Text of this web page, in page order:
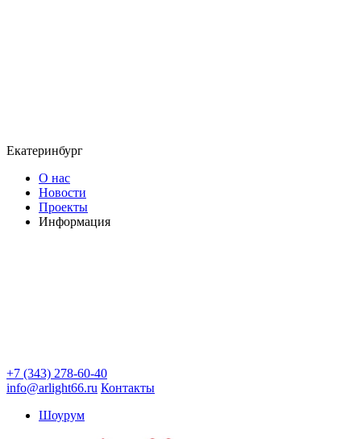
Екатеринбург
О нас
Новости
Проекты
Информация
+7 (343) 278-60-40
info@arlight66.ru Контакты
Шоурум